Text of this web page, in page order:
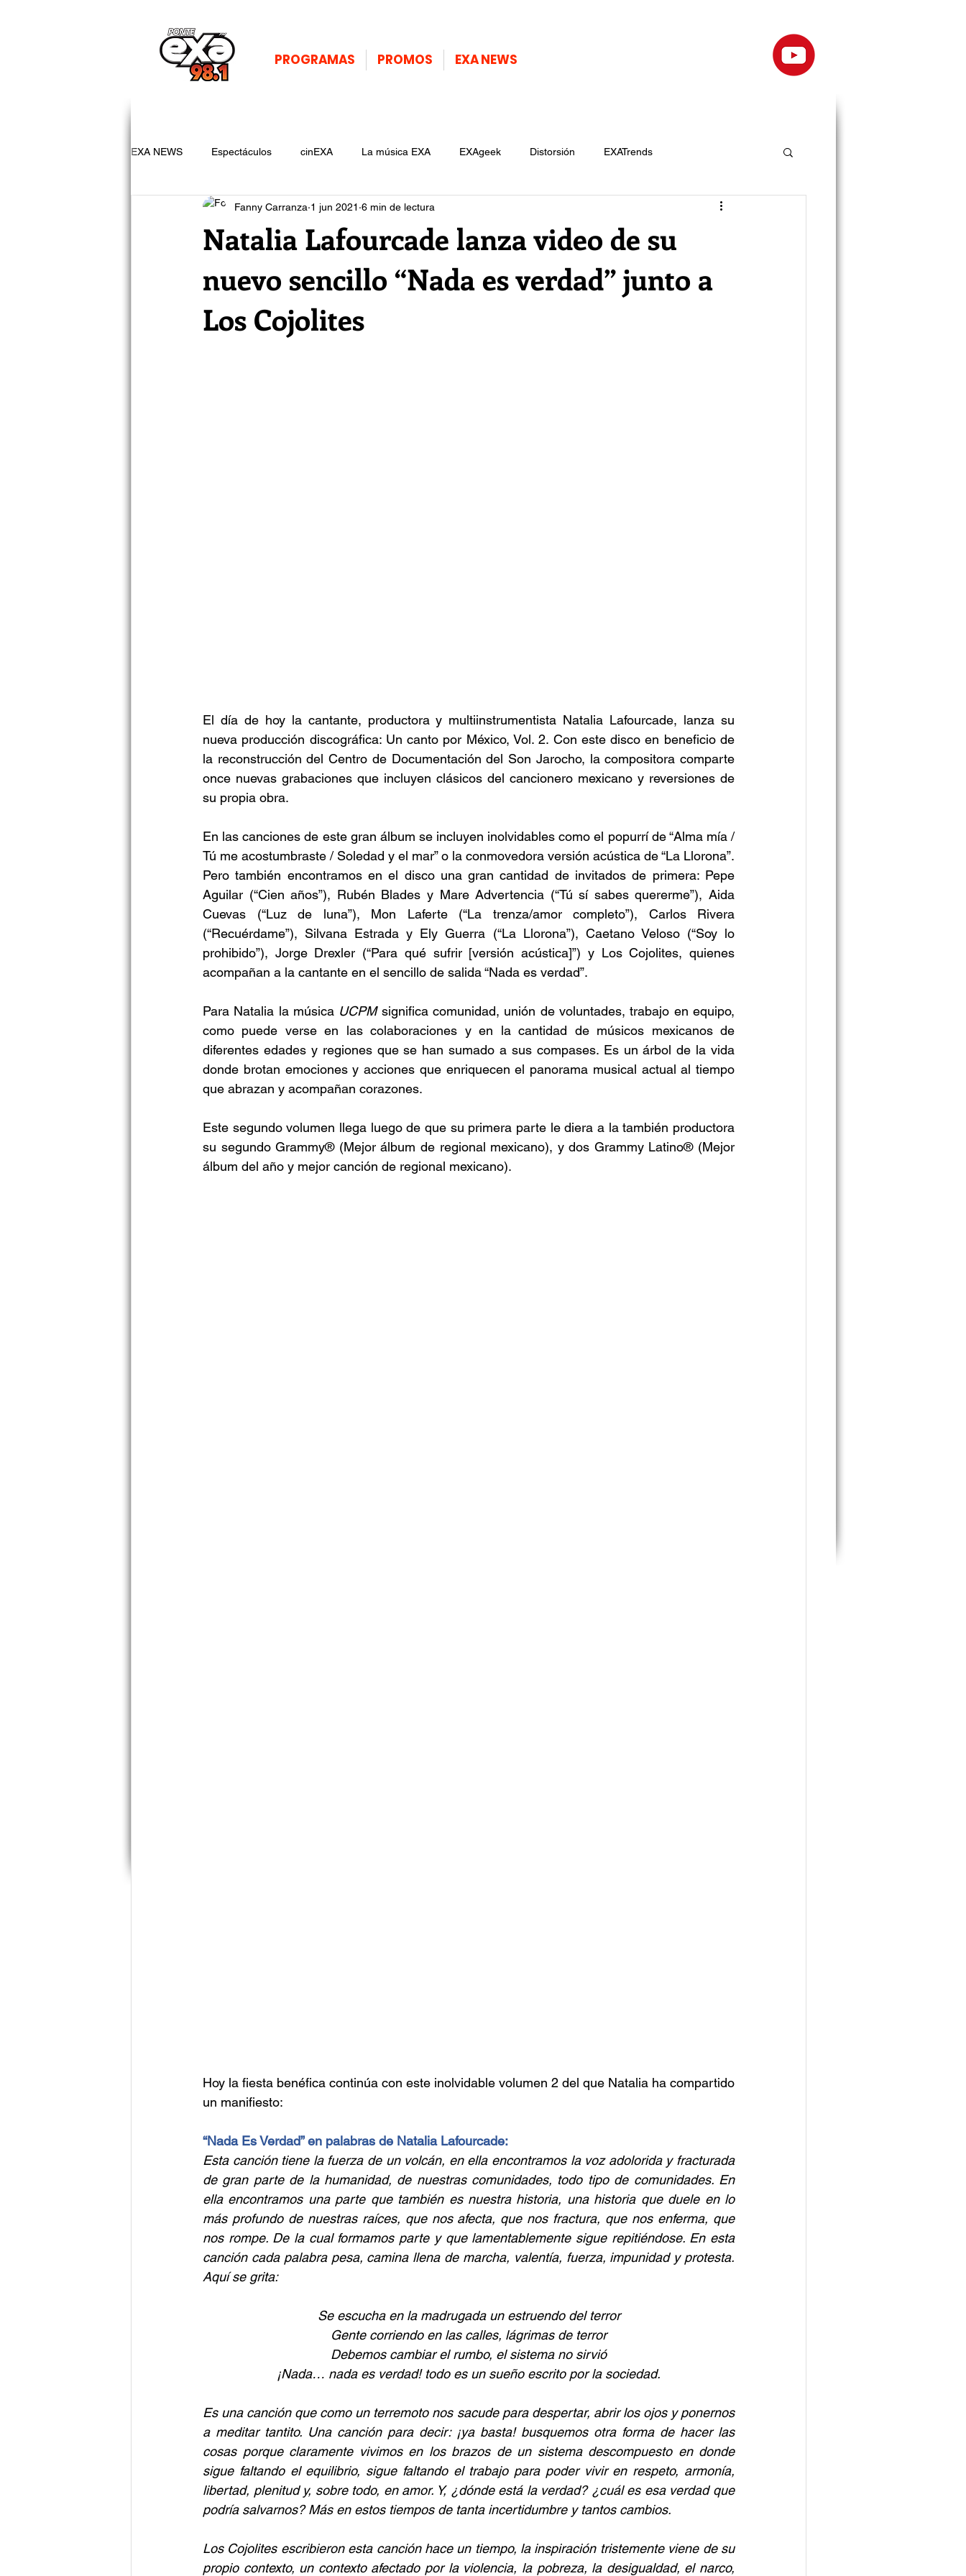
PROGRAMAS PROMOS EXA NEWS
EXA NEWS Espectáculos cinEXA La música EXA EXAgeek Distorsión EXATrends
Natalia Lafourcade lanza video de su
nuevo sencillo “Nada es verdad” junto a
Los Cojolites
Fanny Carranza 1 jun 2021 6 min de lectura
El día de hoy la cantante, productora y multiinstrumentista Natalia Lafourcade, lanza su
nueva producción discográfica: Un canto por México, Vol. 2. Con este disco en beneficio de
la reconstrucción del Centro de Documentación del Son Jarocho, la compositora comparte
once nuevas grabaciones que incluyen clásicos del cancionero mexicano y reversiones de
su propia obra.
En las canciones de este gran álbum se incluyen inolvidables como el popurrí de “Alma mía /
Tú me acostumbraste / Soledad y el mar” o la conmovedora versión acústica de “La Llorona”.
Pero también encontramos en el disco una gran cantidad de invitados de primera: Pepe
Aguilar (“Cien años”), Rubén Blades y Mare Advertencia (“Tú sí sabes quererme”), Aida
Cuevas (“Luz de luna”), Mon Laferte (“La trenza/amor completo”), Carlos Rivera
(“Recuérdame”), Silvana Estrada y Ely Guerra (“La Llorona”), Caetano Veloso (“Soy lo
prohibido”), Jorge Drexler (“Para qué sufrir [versión acústica]”) y Los Cojolites, quienes
acompañan a la cantante en el sencillo de salida “Nada es verdad”.
Para Natalia la música UCPM significa comunidad, unión de voluntades, trabajo en equipo,
como puede verse en las colaboraciones y en la cantidad de músicos mexicanos de
diferentes edades y regiones que se han sumado a sus compases. Es un árbol de la vida
donde brotan emociones y acciones que enriquecen el panorama musical actual al tiempo
que abrazan y acompañan corazones.
Este segundo volumen llega luego de que su primera parte le diera a la también productora
su segundo Grammy®️ (Mejor álbum de regional mexicano), y dos Grammy Latino®️ (Mejor
álbum del año y mejor canción de regional mexicano).
Hoy la fiesta benéfica continúa con este inolvidable volumen 2 del que Natalia ha compartido
un manifiesto:
“Nada Es Verdad” en palabras de Natalia Lafourcade:
Esta canción tiene la fuerza de un volcán, en ella encontramos la voz adolorida y fracturada
de gran parte de la humanidad, de nuestras comunidades, todo tipo de comunidades. En
ella encontramos una parte que también es nuestra historia, una historia que duele en lo
más profundo de nuestras raíces, que nos afecta, que nos fractura, que nos enferma, que
nos rompe. De la cual formamos parte y que lamentablemente sigue repitiéndose. En esta
canción cada palabra pesa, camina llena de marcha, valentía, fuerza, impunidad y protesta.
Aquí se grita:
Se escucha en la madrugada un estruendo del terror
Gente corriendo en las calles, lágrimas de terror
Debemos cambiar el rumbo, el sistema no sirvió
¡Nada… nada es verdad! todo es un sueño escrito por la sociedad.
Es una canción que como un terremoto nos sacude para despertar, abrir los ojos y ponernos
a meditar tantito. Una canción para decir: ¡ya basta! busquemos otra forma de hacer las
cosas porque claramente vivimos en los brazos de un sistema descompuesto en donde
sigue faltando el equilibrio, sigue faltando el trabajo para poder vivir en respeto, armonía,
libertad, plenitud y, sobre todo, en amor. Y, ¿dónde está la verdad? ¿cuál es esa verdad que
podría salvarnos? Más en estos tiempos de tanta incertidumbre y tantos cambios.
Los Cojolites escribieron esta canción hace un tiempo, la inspiración tristemente viene de su
propio contexto, un contexto afectado por la violencia, la pobreza, la desigualdad, el narco,